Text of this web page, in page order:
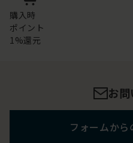
購入時
ポイント
1%還元
お
フォームか